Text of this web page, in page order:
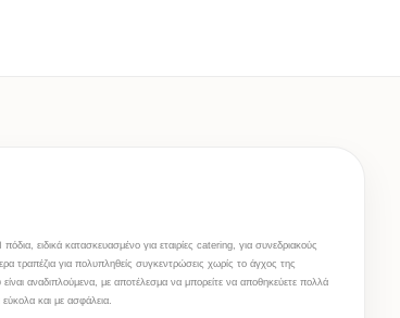
ειδικά κατασκευασμένο για εταιρίες catering, για συνεδριακούς
τραπέζια για πολυπληθείς συγκεντρώσεις χωρίς το άγχος της
αναδιπλούμενα, με αποτέλεσμα να μπορείτε να αποθηκεύετε πολλά
και με ασφάλεια.